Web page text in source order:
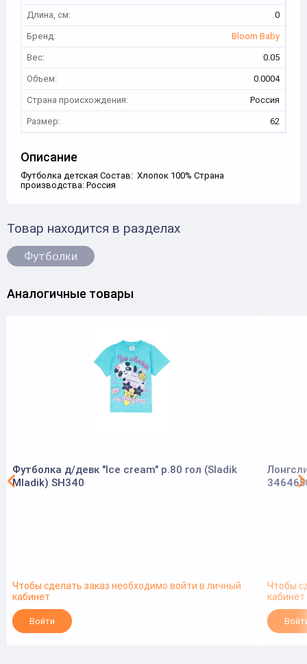
Длина, см:
0
Бренд:
Bloom Baby
Вес:
0.05
Объем:
0.0004
Страна происхождения:
Россия
Размер:
62
Описание
Футболка детская Состав: Хлопок 100% Страна
производства: Россия
Товар находится в разделах
Футболки
Аналогичные товары
Футболка д/девк "Ice cream" р.80 гол (Sladik
Mladik) SH340
Чтобы сделать заказ необходимо войти в личный
кабинет
Войти
Чтобы
кабинет